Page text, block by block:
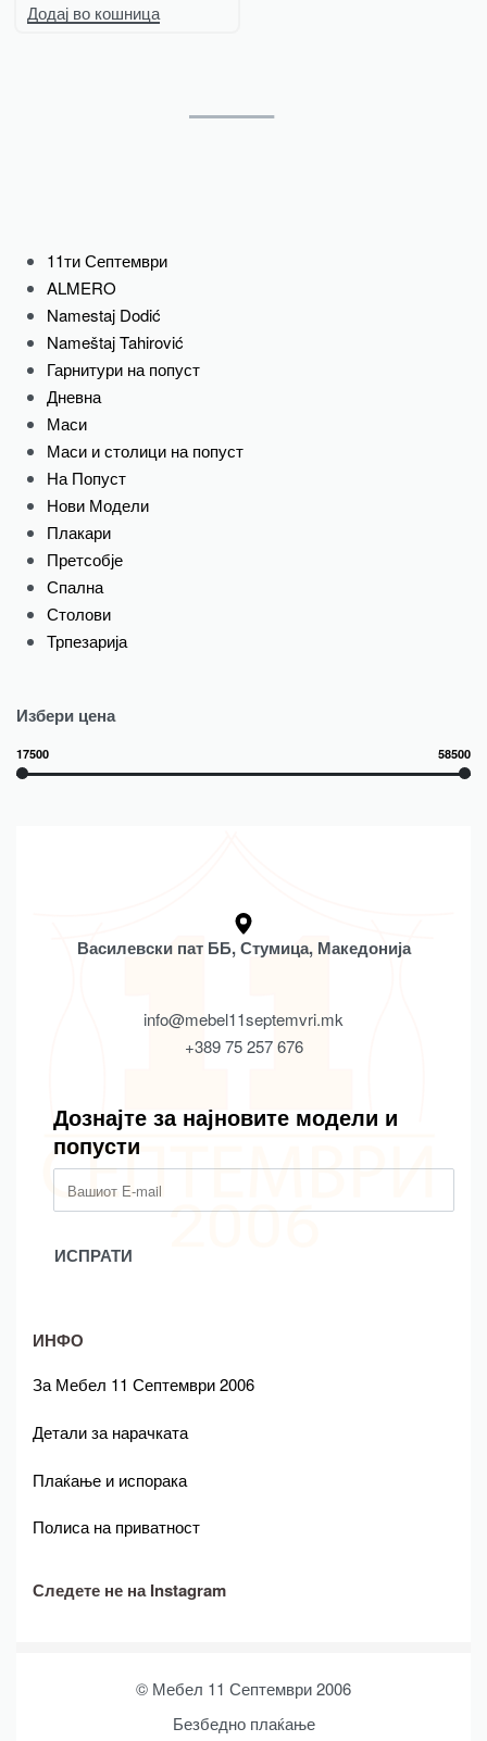
Додај во кошница
11ти Септември
ALMERO
Namestaj Dodić
Nameštaj Tahirović
Гарнитури на попуст
Дневна
Маси
Маси и столици на попуст
На Попуст
Нови Модели
Плакари
Претсобје
Спална
Столови
Трпезарија
Избери цена
17500 58500
Василевски пат ББ, Стумица, Македонија
info@mebel11septemvri.mk
+389 75 257 676
ИНФО
За Мебел 11 Септември 2006
Детали за нарачката
Плаќање и испорака
Полиса на приватност
Следете не на Instagram
Дознајте за најновите модели и
попусти
© Мебел 11 Септември 2006
Безбедно плаќање